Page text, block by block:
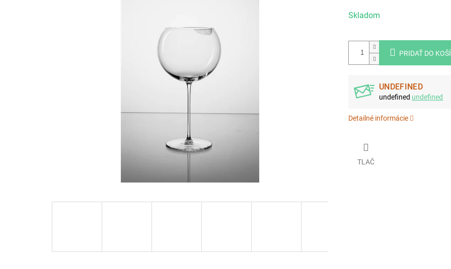
cena:
Skladom
PRIDAŤ DO
UNDEFINED
undefined undefined
Detailné informácie
TLAČ